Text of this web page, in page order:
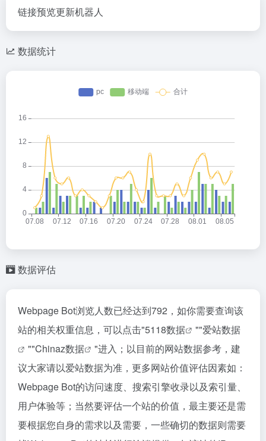
链接预览更新机器人
数据统计
数据评估
Webpage Bot浏览人数已经达到792，如你需要查询该
站的相关权重信息，可以点击"5118数据 ""爱站数据
""Chinaz数据
"进入；以目前的网站数据参考，建
议大家请以爱站数据为准，更多网站价值评估因素如：
Webpage Bot的访问速度、搜索引擎收录以及索引量、
用户体验等；当然要评估一个站的价值，最主要还是需
要根据您自身的需求以及需要，一些确切的数据则需要